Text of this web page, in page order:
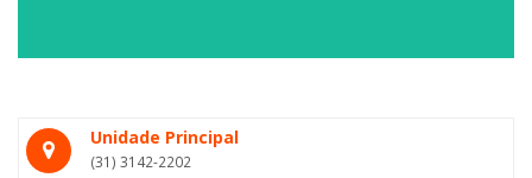
Unidade Principal
(31) 3142-2202